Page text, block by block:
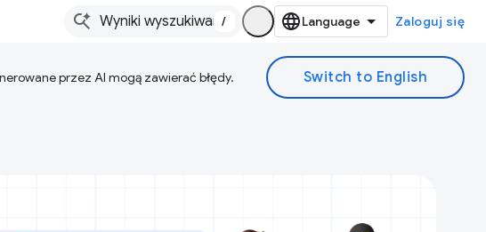
/ Zaloguj się
przez AI mogą zawierać błędy.